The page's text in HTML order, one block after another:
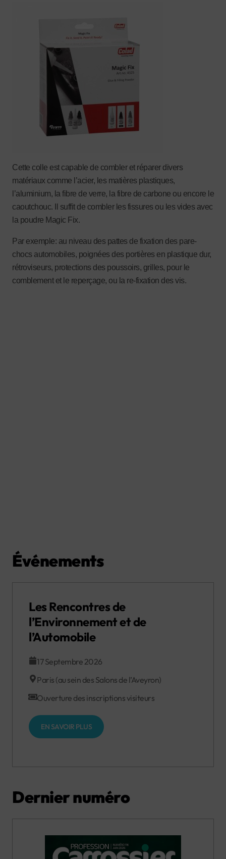
Cette colle est capable de combler et réparer divers
matériaux comme l’acier, les matières plastiques,
l’aluminium, la fibre de verre, la fibre de carbone ou encore le
caoutchouc. Il suffit de combler les fissures ou les vides avec
la poudre Magic Fix.
Par exemple: au niveau des pattes de fixation des pare-
chocs automobiles, poignées des portières en plastique dur,
rétroviseurs, protections des poussoirs, grilles, pour le
comblement et le reperçage, ou la re-fixation des vis.
Événements
Les Rencontres de
l’Environnement et de
l’Automobile
17 Septembre 2026
Paris (au sein des Salons de l’Aveyron)
Ouverture des inscriptions visiteurs
EN SAVOIR PLUS
Dernier numéro